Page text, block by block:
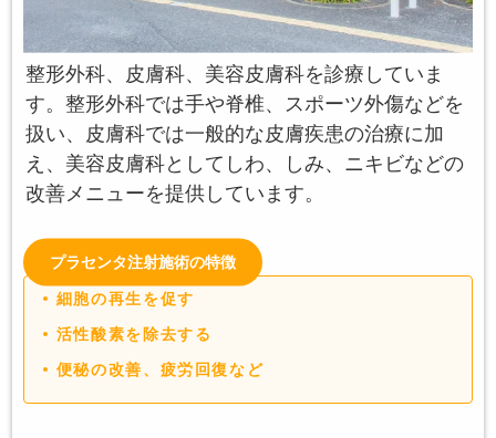
整形外科、皮膚科、美容皮膚科を診療していま
す。整形外科では手や脊椎、スポーツ外傷などを
扱い、皮膚科では一般的な皮膚疾患の治療に加
え、美容皮膚科としてしわ、しみ、ニキビなどの
改善メニューを提供しています。
プラセンタ注射施術の特徴
細胞の再生を促す
活性酸素を除去する
便秘の改善、疲労回復など